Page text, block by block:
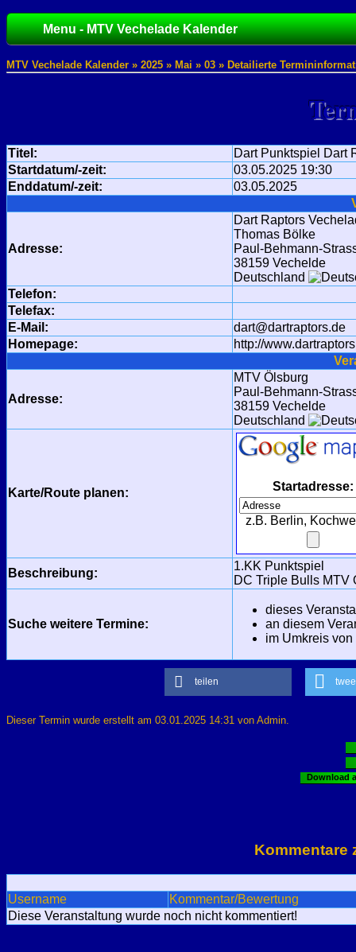
Menu - MTV Vechelade Kalender
MTV Vechelade Kalender » 2025 » Mai » 03 » Detailierte
Titel:
Dart Punktspiel Dart
Startdatum/-zeit:
03.05.2025 19:30
Enddatum/-zeit:
03.05.2025
Adresse:
Dart Raptors
Thomas Bölke
Paul-Behmann-
38159 Vechelde
Deutschland
Telefon:
Telefax:
E-Mail:
dart@dartraptors.de
Homepage:
http://
Adresse:
MTV Ölsburg
Paul-Behmann-
38159 Vechelde
Deutschland
Karte/Route planen: Startadresse:
z.B. Berlin,
Beschreibung:
1.KK Punktspiel
DC Triple Bulls MTV
Suche weitere Termine:
dieses
an diesem
im Umkreis
teilen
Dieser Termin wurde erstellt am 03.01.2025 14:31 von Admin
Download
Kommentare
Username
Kommentar/Bewertung
Diese Veranstaltung wurde noch nicht kommentiert!